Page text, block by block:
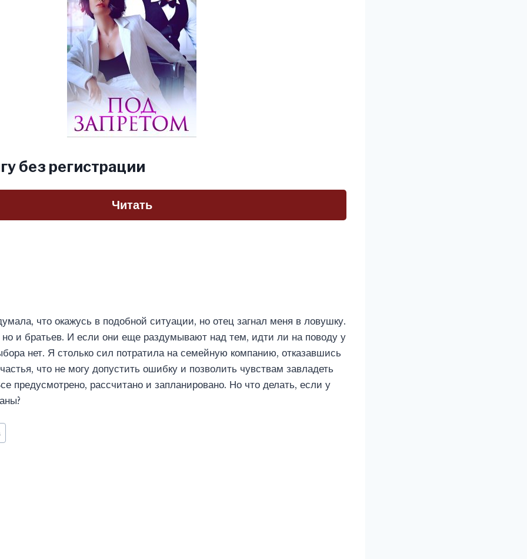
без регистрации
Читать
что окажусь в подобной ситуации, но отец загнал меня в ловушку.
но и братьев. И если они еще раздумывают над тем, идти ли на поводу у
нет. Я столько сил потратила на семейную компанию, отказавшись
что не могу допустить ошибку и позволить чувствам завладеть
предусмотрено, рассчитано и запланировано. Но что делать, если у